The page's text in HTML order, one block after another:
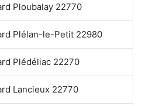
Ploubalay 22770
Plélan-le-Petit 22980
Plédéliac 22270
Lancieux 22770